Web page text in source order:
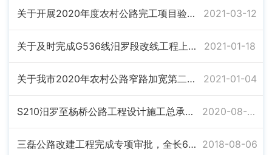
关于开展2020年度农村公路完工项目验收抽查工作的通知 2021-03-12
关于及时完成G536线汨罗段改线工程上跨京广铁路及下穿京广高速铁路项目交工验收及备案工作的通知 2021-01-18
关于我市2020年农村公路窄路加宽第二批计划项目备案的报告 2021-01-04
S210汨罗至杨桥公路工程设计施工总承包中标候选人公示 2020-08-03
三磊公路改建工程完成专项审批，全长61公里 2018-08-06